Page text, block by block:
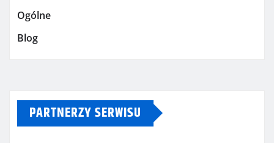
Ogólne
Blog
PARTNERZY SERWISU